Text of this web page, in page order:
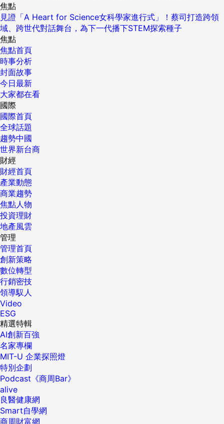
焦點
見證「A Heart for Science女科學家進行式」！蔡司打造跨領
域、跨世代對話舞台，為下一代播下STEM探索種子
焦點
焦點首頁
時事分析
封面故事
今日最新
大家都在看
國際
國際首頁
全球話題
趨勢中國
世界新台商
財經
財經首頁
產業動態
商業趨勢
焦點人物
投資理財
地產風雲
管理
管理首頁
創新策略
數位轉型
行銷密技
領導馭人
Video
ESG
精選特輯
AI創新百強
名家專欄
MIT-U 企業探照燈
特別企劃
Podcast《商周Bar》
alive
良醫健康網
Smart自學網
商周財富網